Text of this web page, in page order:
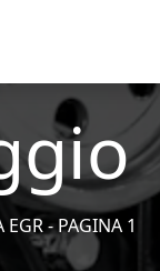
EGR - PAGINA 1